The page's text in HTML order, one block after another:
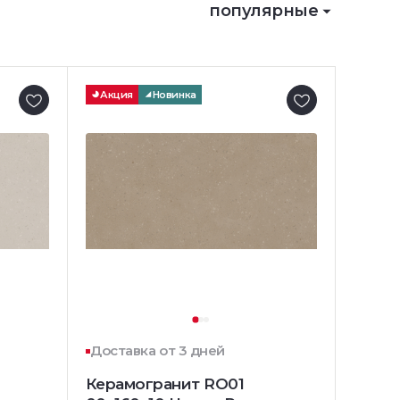
популярные
Акция Новинка
Доставка от 3 дней
Керамогранит RO01